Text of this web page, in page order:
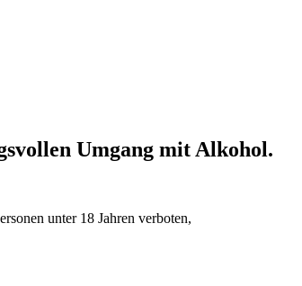
Umgang mit Alkohol.
unter 18 Jahren verboten,